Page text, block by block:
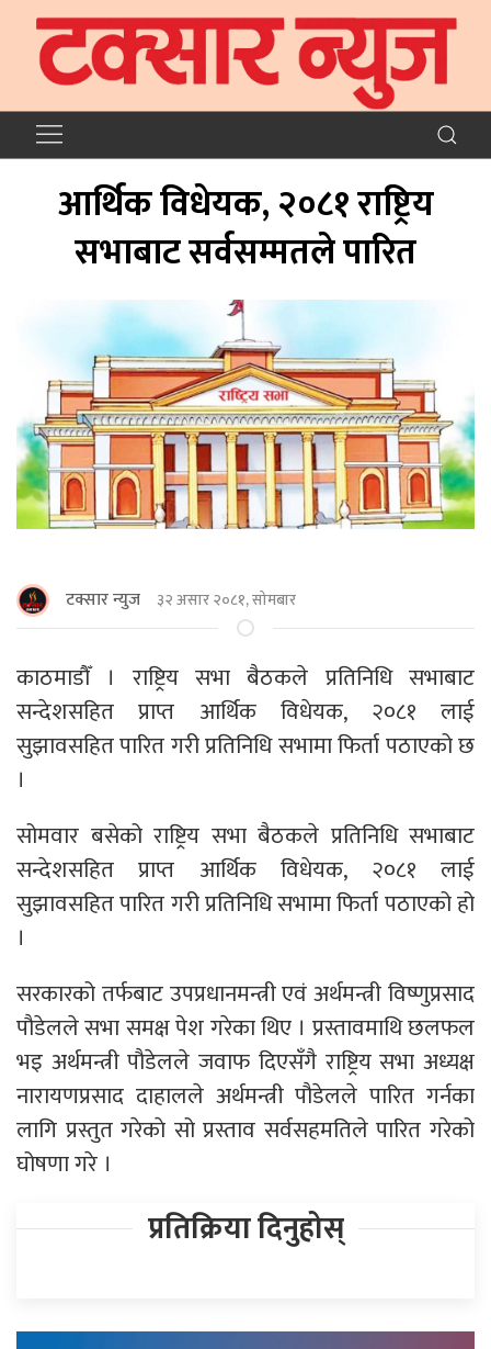
आर्थिक विधेयक, २०८१ राष्ट्रिय
सभाबाट सर्वसम्मतले पारित
टक्सार न्युज ३२ असार २०८१, सोमबार
काठमाडाैँ । राष्ट्रिय सभा बैठकले प्रतिनिधि सभाबाट
सन्देशसहित प्राप्त आर्थिक विधेयक, २०८१ लाई
सुझावसहित पारित गरी प्रतिनिधि सभामा फिर्ता पठाएको छ
।
सोमवार बसेको राष्ट्रिय सभा बैठकले प्रतिनिधि सभाबाट
सन्देशसहित प्राप्त आर्थिक विधेयक, २०८१ लाई
सुझावसहित पारित गरी प्रतिनिधि सभामा फिर्ता पठाएको हो
।
सरकारको तर्फबाट उपप्रधानमन्त्री एवं अर्थमन्त्री विष्णुप्रसाद
पौडेलले सभा समक्ष पेश गरेका थिए । प्रस्तावमाथि छलफल
भइ अर्थमन्त्री पौडेलले जवाफ दिएसँगै राष्ट्रिय सभा अध्यक्ष
नारायणप्रसाद दाहालले अर्थमन्त्री पौडेलले पारित गर्नका
लागि प्रस्तुत गरेकाे सो प्रस्ताव सर्वसहमतिले पारित गरेको
घोषणा गरे ।
प्रतिक्रिया दिनुहोस्